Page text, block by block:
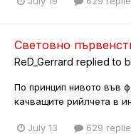
Световно
ReD_Gerrard replied to
По принцип нивото във
качващите рийлчета в
July 13 629